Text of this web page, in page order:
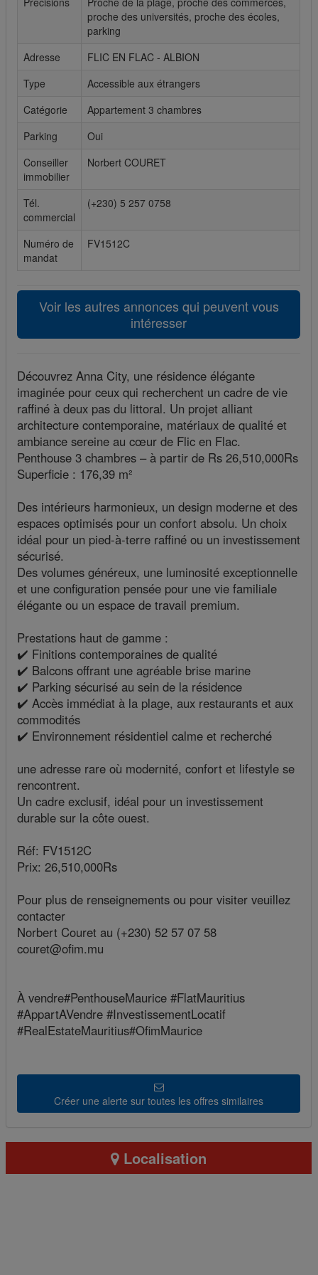
Cookies sociaux
Les cookies sociaux sont utilisés pour afficher les réseaux
avec vos amis.
proche des universités, proche des écoles,
parking
Adresse
FLIC EN FLAC - ALBION
Type
Accessible aux étrangers
Catégorie
Appartement 3 chambres
Parking
Oui
Conseiller
immobilier
Norbert COURET
Tél.
commercial
(+230) 5 257 0758
Numéro de
mandat
FV1512C
Voir les autres annonces qui peuvent vous
intéresser
Découvrez Anna City, une résidence élégante
imaginée pour ceux qui recherchent un cadre de vie
raffiné à deux pas du littoral. Un projet alliant
architecture contemporaine, matériaux de qualité et
ambiance sereine au cœur de Flic en Flac.
Penthouse 3 chambres – à partir de Rs 26,510,000Rs
Superficie : 176,39 m²
Des intérieurs harmonieux, un design moderne et des
espaces optimisés pour un confort absolu. Un choix
idéal pour un pied-à-terre raffiné ou un investissement
sécurisé.
Des volumes généreux, une luminosité exceptionnelle
et une configuration pensée pour une vie familiale
élégante ou un espace de travail premium.
Prestations haut de gamme :
✔️ Finitions contemporaines de qualité
✔️ Balcons offrant une agréable brise marine
✔️ Parking sécurisé au sein de la résidence
✔️ Accès immédiat à la plage, aux restaurants et aux
commodités
✔️ Environnement résidentiel calme et recherché
une adresse rare où modernité, confort et lifestyle se
rencontrent.
Un cadre exclusif, idéal pour un investissement
durable sur la côte ouest.
Réf: FV1512C
Prix: 26,510,000Rs
Pour plus de renseignements ou pour visiter veuillez
contacter
Norbert Couret au (+230) 52 57 07 58
couret@ofim.mu
À vendre#PenthouseMaurice #FlatMauritius
#AppartAVendre #InvestissementLocatif
#RealEstateMauritius#OfimMaurice
Créer une alerte sur toutes les offres similaires
Localisation